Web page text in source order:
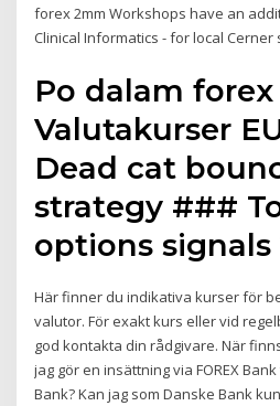
forex 2mm Workshops have an
Clinical Informatics - for local Cerner
Po dalam
Valutakurser
Dead cat
strategy ###
options signals
Här finner du indikativa kurser för
valutor. För exakt kurs eller vid
god kontakta din rådgivare. När
jag gör en insättning via FOREX
Bank? Kan jag som Danske Bank